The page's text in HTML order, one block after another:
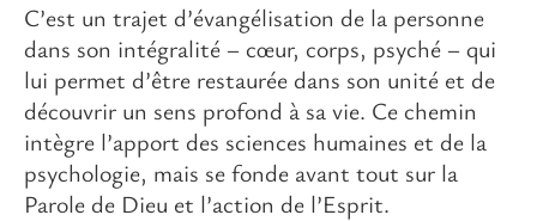
C’est un trajet d’évangélisation de la personne
dans son intégralité – cœur, corps, psyché – qui
lui permet d’être restaurée dans son unité et de
découvrir un sens profond à sa vie. Ce chemin
intègre l’apport des sciences humaines et de la
psychologie, mais se fonde avant tout sur la
Parole de Dieu et l’action de l’Esprit.